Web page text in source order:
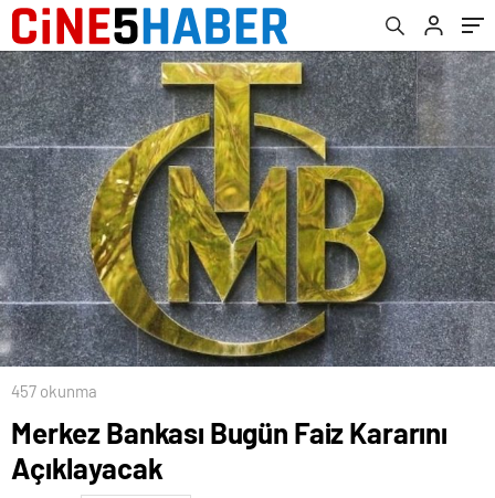
457 okunma
Merkez Bankası Bugün Faiz Kararını
Açıklayacak